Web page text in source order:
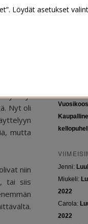
Nyt oli
mutta
niin
tai siis
Tytöt
Tyttöjen
Jenni:
Miukeli:
2022
Carola:
2022
Löydät asetukset